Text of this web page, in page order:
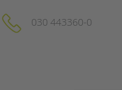
schließen
030 443360-0